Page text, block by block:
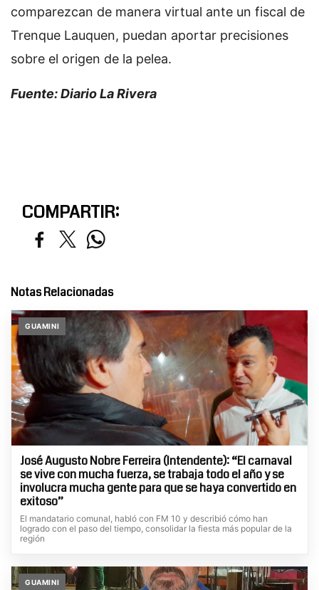
comparezcan de manera virtual ante un fiscal de
Trenque Lauquen, puedan aportar precisiones
sobre el origen de la pelea.
Fuente: Diario La Rivera
COMPARTIR:
Notas Relacionadas
GUAMINI
José Augusto Nobre Ferreira (Intendente): “El carnaval
se vive con mucha fuerza, se trabaja todo el año y se
involucra mucha gente para que se haya convertido en
exitoso”
El mandatario comunal, habló con FM 10 y describió cómo han
logrado con el paso del tiempo, consolidar la fiesta más popular de la
región
GUAMINI